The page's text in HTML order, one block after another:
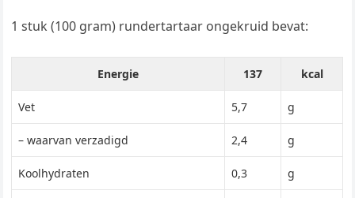
1 stuk (100 gram) rundertartaar ongekruid bevat:
Energie 137 kcal
Vet 5,7 g
– waarvan verzadigd 2,4 g
Koolhydraten 0,3 g